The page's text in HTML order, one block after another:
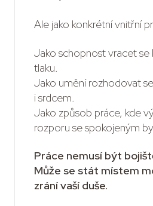
Ale jako konkrétní vnitřní
Jako schopnost vracet se
tlaku.
Jako umění rozhodovat
i srdcem.
Jako způsob práce, kde
rozporu se spokojeným
Práce nemusí být
Může se stát místem
zrání vaší duše.